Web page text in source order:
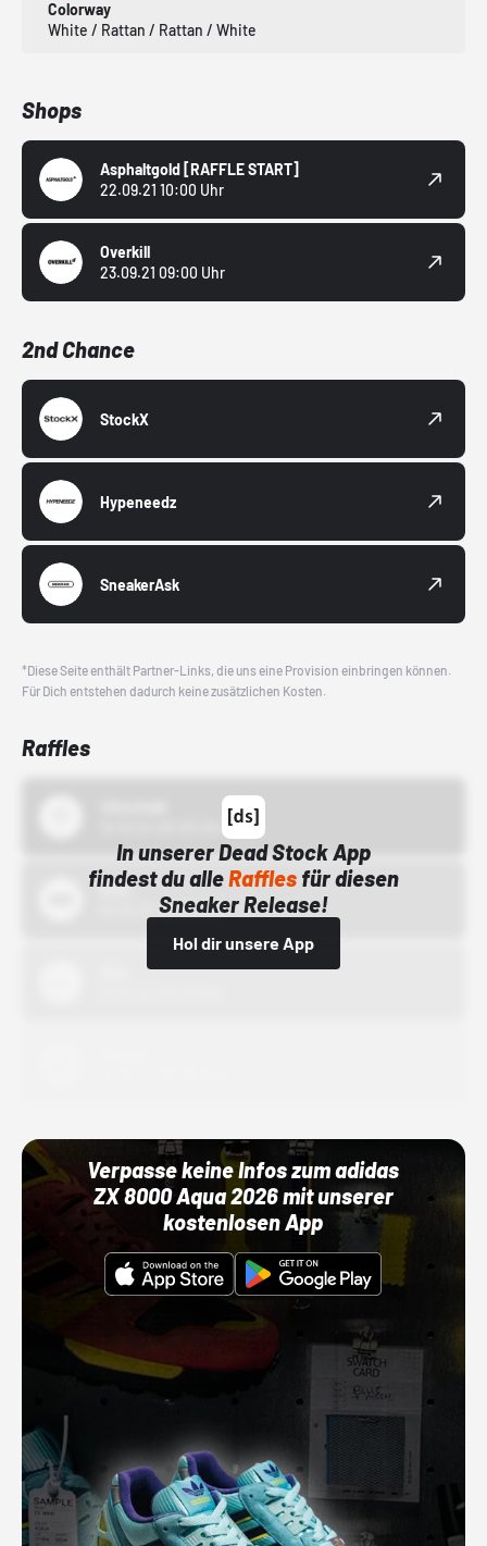
Colorway
White / Rattan / Rattan / White
Shops
Asphaltgold [RAFFLE START]
22.09.21 10:00 Uhr
Overkill
23.09.21 09:00 Uhr
2nd Chance
StockX
Hypeneedz
SneakerAsk
*Diese Seite enthält Partner-Links, die uns eine Provision einbringen können.
Für Dich entstehen dadurch keine zusätzlichen Kosten.
Raffles
In unserer Dead Stock App
findest du alleRafflesfür diesen
Sneaker Release!
Hol dir unsere App
Bstn
01.10.22 00:00 Uhr
Verpasse keine Infos zum adidas
ZX 8000 Aqua 2026 mit unserer
kostenlosen App